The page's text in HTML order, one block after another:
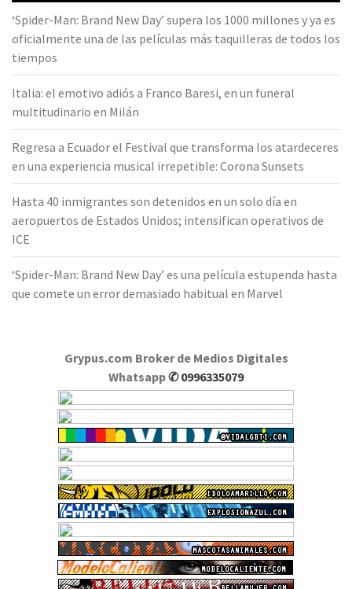
‘Spider-Man: Brand New Day’ supera los 1000 millones y ya es
oficialmente una de las películas más taquilleras de todos los
tiempos
Italia: el emotivo adiós a Franco Baresi, en un funeral
multitudinario en Milán
Regresa a Ecuador el Festival que transforma los atardeceres
en una experiencia musical irrepetible: Corona Sunsets
Hasta 40 inmigrantes son detenidos en un solo día en
aeropuertos de Estados Unidos; intensifican operativos de
ICE
‘Spider-Man: Brand New Day’ es una película estupenda hasta
que comete un error demasiado habitual en Marvel
Grypus.com Broker de Medios Digitales
Whatsapp✆ 0996335079